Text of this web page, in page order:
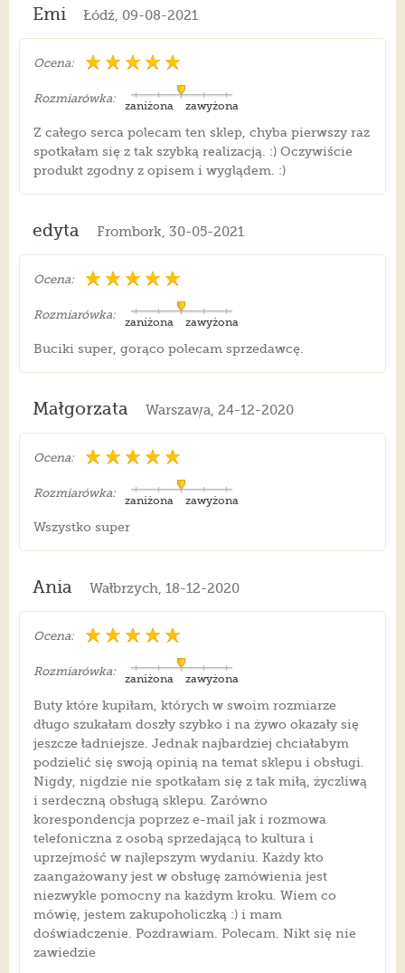
Emi Łódź, 09-08-2021
Ocena:
Rozmiarówka:
zawyżona
zaniżona
Z całego serca polecam ten sklep, chyba pierwszy raz
spotkałam się z tak szybką realizacją. :) Oczywiście
produkt zgodny z opisem i wyglądem. :)
edyta Frombork, 30-05-2021
Ocena:
Rozmiarówka:
zawyżona
zaniżona
Buciki super, gorąco polecam sprzedawcę.
Małgorzata Warszawa, 24-12-2020
Ocena:
Rozmiarówka:
zawyżona
zaniżona
Wszystko super
Ania Wałbrzych, 18-12-2020
Ocena:
Rozmiarówka:
zawyżona
zaniżona
Buty które kupiłam, których w swoim rozmiarze
długo szukałam doszły szybko i na żywo okazały się
jeszcze ładniejsze. Jednak najbardziej chciałabym
podzielić się swoją opinią na temat sklepu i obsługi.
Nigdy, nigdzie nie spotkałam się z tak miłą, życzliwą
i serdeczną obsługą sklepu. Zarówno
korespondencja poprzez e-mail jak i rozmowa
telefoniczna z osobą sprzedającą to kultura i
uprzejmość w najlepszym wydaniu. Każdy kto
zaangażowany jest w obsługę zamówienia jest
niezwykle pomocny na każdym kroku. Wiem co
mówię, jestem zakupoholiczką :) i mam
doświadczenie. Pozdrawiam. Polecam. Nikt się nie
zawiedzie